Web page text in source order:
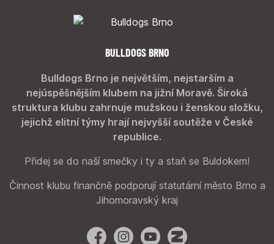
BULLDOGS BRNO
Bulldogs Brno je největším, nejstarším a
nejúspěšnějším klubem na jižní Moravě. Široká
struktura klubu zahrnuje mužskou i ženskou složku,
jejichž elitní týmy hrají nejvyšší soutěže v České
republice.
Přidej se do naší smečky i ty a staň se Buldokem!
Činnost klubu finančně podporují statutární město Brno a
Jihomoravský kraj